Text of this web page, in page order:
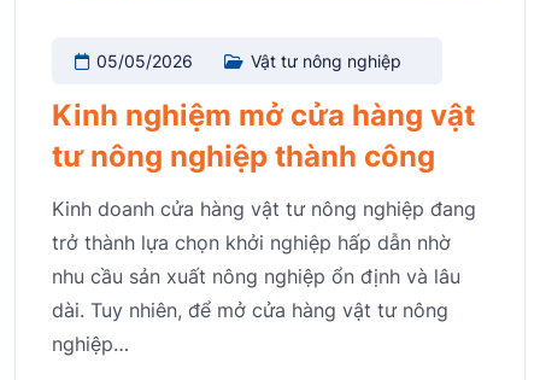
05/05/2026 Vật tư nông nghiệp
Kinh nghiệm mở cửa hàng vật
tư nông nghiệp thành công
Kinh doanh cửa hàng vật tư nông nghiệp đang
trở thành lựa chọn khởi nghiệp hấp dẫn nhờ
nhu cầu sản xuất nông nghiệp ổn định và lâu
dài. Tuy nhiên, để mở cửa hàng vật tư nông
nghiệp…